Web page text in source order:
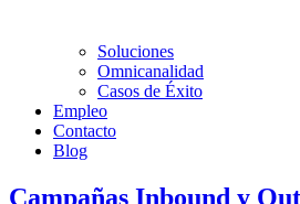
Soluciones
Omnicanalidad
Casos de Éxito
Empleo
Contacto
Blog
Campañas Inbound y